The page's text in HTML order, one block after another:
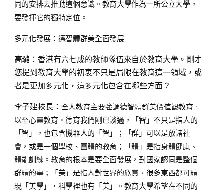
同的安排去推動這個意識。教育大學作為一所公立大學，
要發揮它的獨特定位。
多元化發展：德智體群美全面發展
高璐：香港有六七成的教師隊伍來自於教育大學。剛才
您提到教育大學的初衷不只是局限在教育這一領域，或
者是更加多元化，這多元化包含在哪些方面？
李子建校長：全人教育主要強調德智體群美價值觀教育，
以至心靈教育。德育我們剛已談過，「智」不只是指人的
「智」，也包含機器人的「智」；「群」可以是放諸社
會，或是一個學校、團體的教育；「體」是指身體健康、
體能訓練。教育的根本是要全面發展，對國家認同是整個
群體的事；「美」是指人對世界的欣賞，很多東西都可體
現「美學」，科學裡也有「美」。教育大學希望在不同的